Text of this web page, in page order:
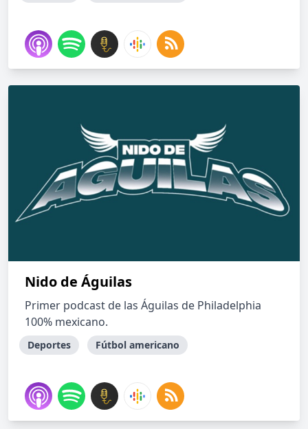
Nido de Águilas
Primer podcast de las Águilas de Philadelphia
100% mexicano.
Deportes Fútbol americano